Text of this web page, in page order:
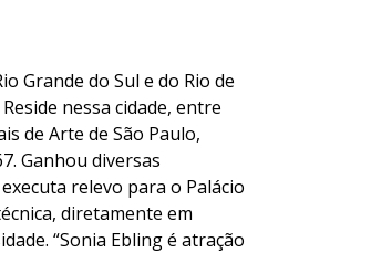
Grande do Sul e do Rio de
nessa cidade, entre
de Arte de São Paulo,
Ganhou diversas
relevo para o Palácio
diretamente em
“Sonia Ebling é atração